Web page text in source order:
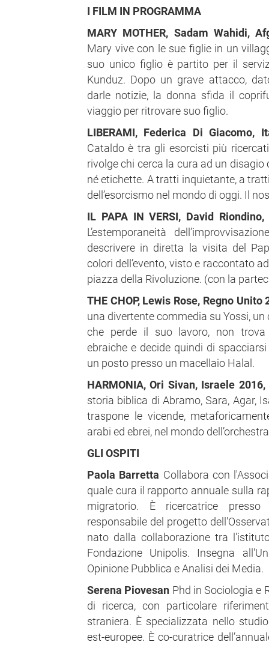
I FILM IN PROGRAMMA
MARY MOTHER, Sadam Wahidi,
Mary vive con le sue figlie in un
suo unico figlio è partito per il
Kunduz. Dopo un grave attacco,
darle notizie, la donna sfida il
viaggio per ritrovare suo figlio.
LIBERAMI, Federica Di
Cataldo è tra gli esorcisti più
rivolge chi cerca la cura ad un
né etichette. A tratti inquietante, a
dell’esorcismo nel mondo di oggi. Il
IL PAPA IN VERSI, David
L’estemporaneità
descrivere in diretta la visita del
colori dell’evento, visto e raccontato
piazza della Rivoluzione. (con la
THE CHOP, Lewis Rose, Regno Unito
una divertente commedia su Yossi,
che perde il suo lavoro, non
ebraiche e decide quindi di
un posto presso un macellaio Halal.
HARMONIA, Ori Sivan, Israele
storia biblica di Abramo, Sara, Agar,
traspone le vicende,
arabi ed ebrei, nel mondo
GLI OSPITI
Paola Barretta Collabora con
quale cura il rapporto annuale sulla
migratorio. È ricercatrice
responsabile del progetto
nato dalla collaborazione tra
Fondazione Unipolis. Insegna
Opinione Pubblica e Analisi dei Media.
Serena Piovesan Phd in Sociologia e
di ricerca, con particolare
straniera. È specializzata nello
est-europee. È co-curatrice